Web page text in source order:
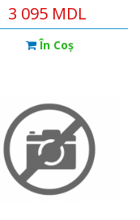
3 095 MDL
În Coş